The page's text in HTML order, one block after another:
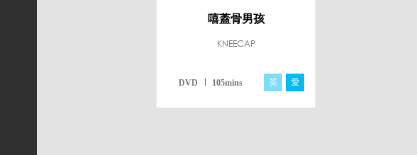
嘻蓋骨男孩
KNEECAP
DVD 105mins 英 愛